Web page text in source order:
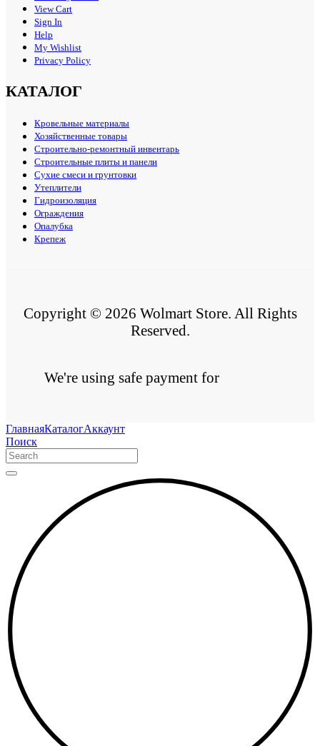
View Cart
Sign In
Help
My Wishlist
Privacy Policy
КАТАЛОГ
Кровельные материалы
Хозяйственные товары
Строительно-ремонтный инвентарь
Строительные плиты и панели
Сухие смеси и грунтовки
Утеплители
Гидроизоляция
Ограждения
Опалубка
Крепеж
Copyright © 2026 Wolmart Store. All Rights
Reserved.
We're using safe payment for
ГлавнаяКаталогАккаунт
Поиск